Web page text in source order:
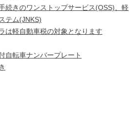
続きのワンストップサービス(OSS)、軽
テム(JNKS)
は軽自動車税の対象となります
自転車ナンバープレート